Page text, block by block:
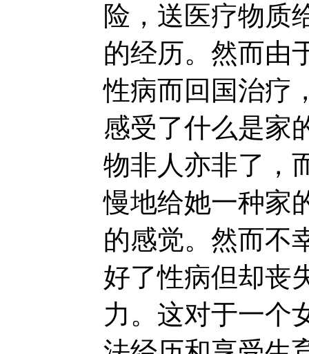
险，送医疗物质
的经历。然而由
性病而回国治疗
感受了什么是家
物非人亦非了，
慢地给她一种家
的感觉。然而不
好了性病但却丧
力。这对于一个